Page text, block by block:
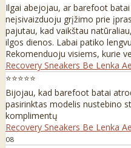
Ilgai abejojau, ar barefoot
neįsivaizduoju grįžimo prie
pajutau, kad vaikštau
ilgos dienos. Labai patiko
Rekomenduoju visiems, kurie
Recovery Sneakers Be Lenka
⭐⭐⭐⭐⭐
Bijojau, kad barefoot batai
pasirinktas modelis nustebino
komplimentų
Recovery Sneakers Be Lenka
08